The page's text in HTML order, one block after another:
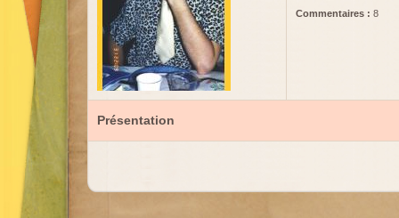
Commentaires : 8
Présentation